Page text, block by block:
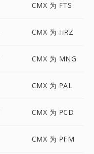
CMX 为 FTS
CMX 为 HRZ
CMX 为 MNG
CMX 为 PAL
CMX 为 PCD
CMX 为 PFM